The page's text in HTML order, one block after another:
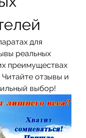
для
реальных
преимуществах
Читайте отзывы и
выбор!